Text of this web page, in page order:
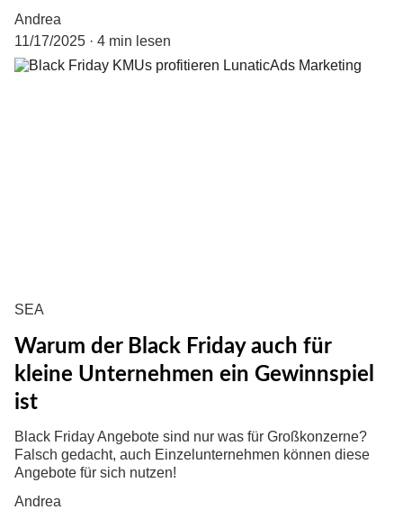
Andrea
11/17/2025
4 min lesen
SEA
Warum der Black Friday auch für
kleine Unternehmen ein Gewinnspiel
ist
Black Friday Angebote sind nur was für Großkonzerne?
Falsch gedacht, auch Einzelunternehmen können diese
Angebote für sich nutzen!
Andrea